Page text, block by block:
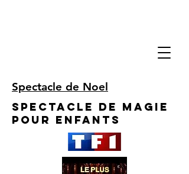
Spectacle de Noel
Spectacle de Magie
pour enfants